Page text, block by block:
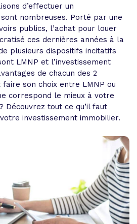
d’effectuer un
nombreuses. Porté par une
publics, l’achat pour louer
ces dernières années à la
plusieurs dispositifs incitatifs
LMNP et l’investissement
de chacun des 2
son choix entre LMNP ou
correspond le mieux à votre
Découvrez tout ce qu’il faut
investissement immobilier.